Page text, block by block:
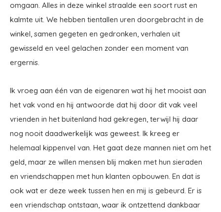
omgaan. Alles in deze winkel straalde een soort rust en
kalmte uit. We hebben tientallen uren doorgebracht in de
winkel, samen gegeten en gedronken, verhalen uit
gewisseld en veel gelachen zonder een moment van
ergernis.
Ik vroeg aan één van de eigenaren wat hij het mooist aan
het vak vond en hij antwoorde dat hij door dit vak veel
vrienden in het buitenland had gekregen, terwijl hij daar
nog nooit daadwerkelijk was geweest. Ik kreeg er
helemaal kippenvel van. Het gaat deze mannen niet om het
geld, maar ze willen mensen blij maken met hun sieraden
en vriendschappen met hun klanten opbouwen. En dat is
ook wat er deze week tussen hen en mij is gebeurd. Er is
een vriendschap ontstaan, waar ik ontzettend dankbaar